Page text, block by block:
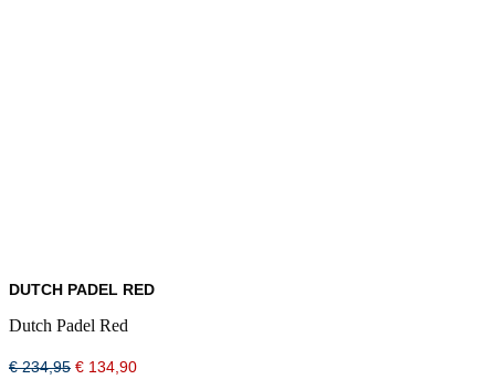
DUTCH PADEL RED
Dutch Padel Red
€234,95 Oorspronkelijke
€ 134,90Huidige